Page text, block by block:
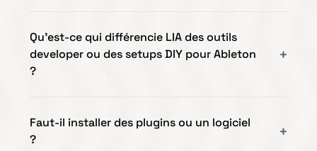
Qu’est-ce qui différencie LIA des outils
developer ou des setups DIY pour Ableton
?
Faut-il installer des plugins ou un logiciel
?